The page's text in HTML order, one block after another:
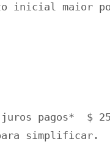
inicial
juros pagos*
para simplificar.